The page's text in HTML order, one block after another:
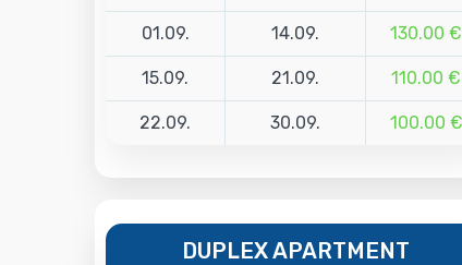
01.09. 14.09. 130.00 €
15.09. 21.09. 110.00 €
22.09. 30.09. 100.00 €
DUPLEX APARTMENT